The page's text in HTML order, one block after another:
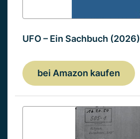
UFO – Ein Sachbuch (2026)
bei Amazon kaufen